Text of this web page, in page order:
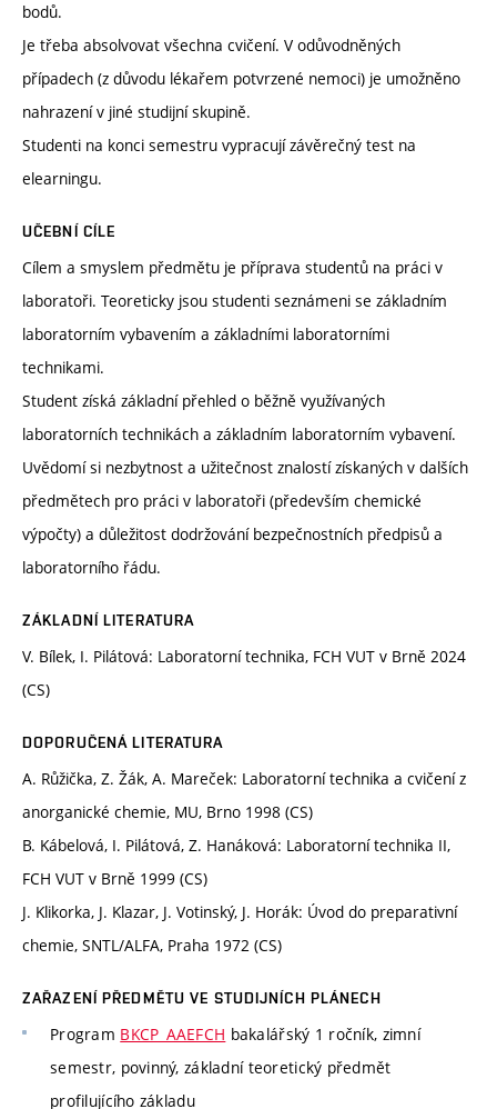
bodů.
Je třeba absolvovat všechna cvičení. V odůvodněných
případech (z důvodu lékařem potvrzené nemoci) je umožněno
nahrazení v jiné studijní skupině.
Studenti na konci semestru vypracují závěrečný test na
elearningu.
UČEBNÍ CÍLE
Cílem a smyslem předmětu je příprava studentů na práci v
laboratoři. Teoreticky jsou studenti seznámeni se základním
laboratorním vybavením a základními laboratorními
technikami.
Student získá základní přehled o běžně využívaných
laboratorních technikách a základním laboratorním vybavení.
Uvědomí si nezbytnost a užitečnost znalostí získaných v dalších
předmětech pro práci v laboratoři (především chemické
výpočty) a důležitost dodržování bezpečnostních předpisů a
laboratorního řádu.
ZÁKLADNÍ LITERATURA
V. Bílek, I. Pilátová: Laboratorní technika, FCH VUT v Brně 2024
(CS)
DOPORUČENÁ LITERATURA
A. Růžička, Z. Žák, A. Mareček: Laboratorní technika a cvičení z
anorganické chemie, MU, Brno 1998 (CS)
B. Kábelová, I. Pilátová, Z. Hanáková: Laboratorní technika II,
FCH VUT v Brně 1999 (CS)
J. Klikorka, J. Klazar, J. Votinský, J. Horák: Úvod do preparativní
chemie, SNTL/ALFA, Praha 1972 (CS)
ZAŘAZENÍ PŘEDMĚTU VE STUDIJNÍCH PLÁNECH
Program BKCP_AAEFCH bakalářský 1 ročník, zimní
semestr, povinný, základní teoretický předmět
profilujícího základu